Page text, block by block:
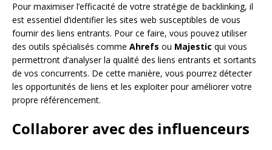
Pour maximiser l’efficacité de votre stratégie de backlinking, il
est essentiel d’identifier les sites web susceptibles de vous
fournir des liens entrants. Pour ce faire, vous pouvez utiliser
des outils spécialisés comme Ahrefs ou Majestic qui vous
permettront d’analyser la qualité des liens entrants et sortants
de vos concurrents. De cette manière, vous pourrez détecter
les opportunités de liens et les exploiter pour améliorer votre
propre référencement.
Collaborer avec des influenceurs